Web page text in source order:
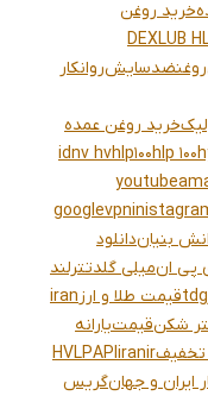
خرید روغن
DEXLUB
روغنضدسایشروانکار
خرید روغن عمده
hlp 100
hlp100
idnv hv
youtube
vpn
google
بنیاندانلود
پی انمیلی گلدتترلند
قیمت طلا و ارزiran
شکنقیمتیارانه
تخفیفiranir
API
HVLP
ایران و جهانگریس